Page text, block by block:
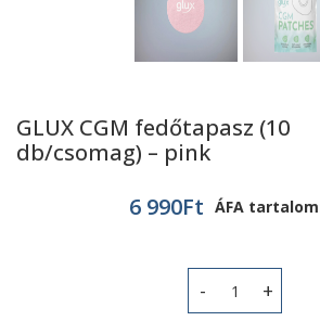
GLUX CGM fedőtapasz (10
db/csomag) – pink
6 990Ft ÁFA
GLUX CGM